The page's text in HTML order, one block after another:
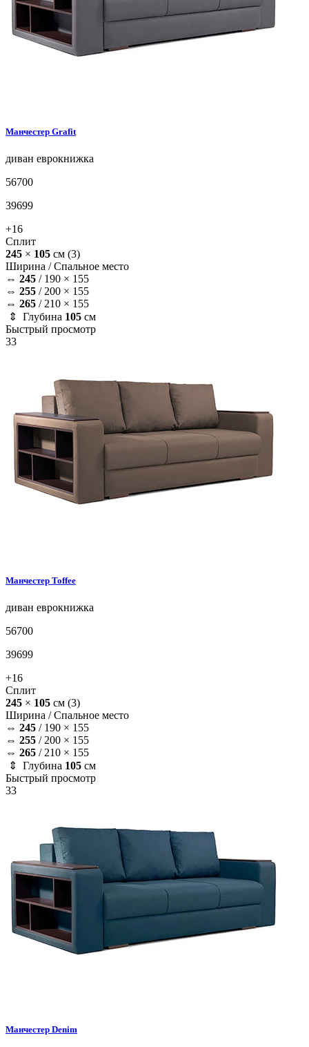
Манчестер Grafit
диван еврокнижка
56700
39699
+16
Сплит
245 × 105 см (3)
Ширина /Спальное место
⇔ 245 / 190 × 155
⇔ 255 / 200 × 155
⇔ 265 / 210 × 155
⇕ Глубина 105 см
Быстрый просмотр
33
Манчестер Toffee
диван еврокнижка
56700
39699
+16
Сплит
245 × 105 см (3)
Ширина /Спальное место
⇔ 245 / 190 × 155
⇔ 255 / 200 × 155
⇔ 265 / 210 × 155
⇕ Глубина 105 см
Быстрый просмотр
33
Манчестер Denim